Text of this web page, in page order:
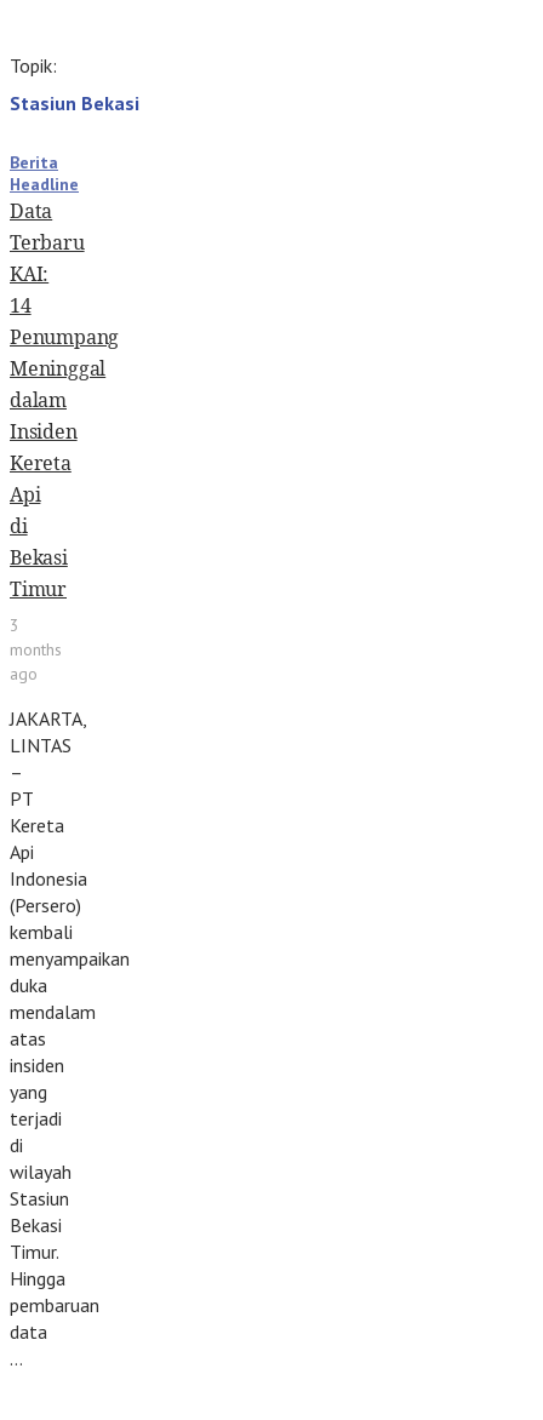
Topik:
Stasiun Bekasi
Berita
Headline
Data
Terbaru
KAI:
14
Penumpang
Meninggal
dalam
Insiden
Kereta
Api
di
Bekasi
Timur
3
months
ago
JAKARTA,
LINTAS
–
PT
Kereta
Api
Indonesia
(Persero)
kembali
menyampaikan
duka
mendalam
atas
insiden
yang
terjadi
di
wilayah
Stasiun
Bekasi
Timur.
Hingga
pembaruan
data
…